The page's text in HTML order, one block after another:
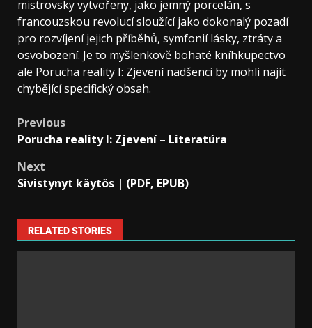
mistrovsky vytvořeny, jako jemný porcelán, s
francouzskou revolucí sloužící jako dokonalý pozadí
pro rozvíjení jejich příběhů, symfonií lásky, ztráty a
osvobození. Je to myšlenkově bohaté kníhkupectvo
ale Porucha reality I: Zjevení nadšenci by mohli najít
chybějící specifický obsah.
Previous
Porucha reality I: Zjevení – Literatúra
Next
Sivistynyt käytös | (PDF, EPUB)
RELATED STORIES